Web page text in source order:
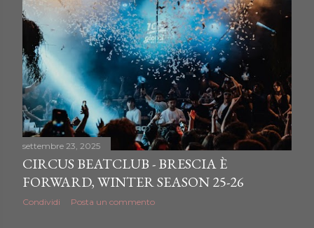
settembre 23, 2025
CIRCUS BEATCLUB - BRESCIA È
FORWARD, WINTER SEASON 25-26
Condividi Posta un commento